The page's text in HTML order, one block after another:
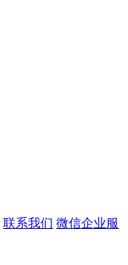
联系我们 微信企业服